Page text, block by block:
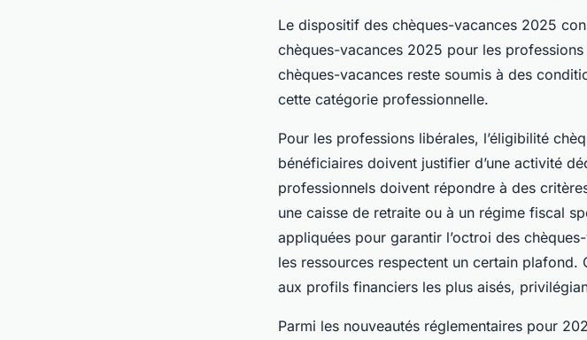
Le dispositif des chèques-vacances 2025
chèques-vacances 2025 pour les
chèques-vacances reste soumis à des
cette catégorie professionnelle.
Pour les professions libérales, l’éligibilité
bénéficiaires doivent justifier d’une activité
professionnels doivent répondre à des
une caisse de retraite ou à un régime fiscal
appliquées pour garantir l’octroi des
les ressources respectent un certain
aux profils financiers les plus aisés,
Parmi les nouveautés réglementaires pour